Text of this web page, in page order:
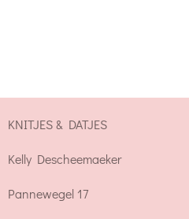
KNITJES & DATJES
Kelly Descheemaeker
Pannewegel 17